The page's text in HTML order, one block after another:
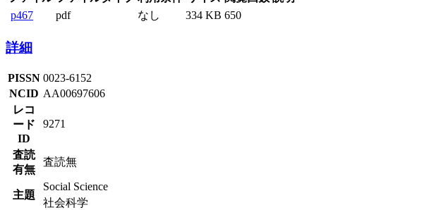
p467
pdf なし 334 KB 650
詳細
PISSN 0023-6152
NCID AA00697606
レコ
ード
ID
9271
査読
有無
査読無
主題
Social Science
社会科学